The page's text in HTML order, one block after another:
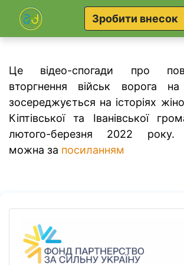
Зробити внесок
Це відео-спогади про
вторгнення військ ворога на
зосереджується на історіях
Кіптівської та Іванівської
лютого-березня 2022 року.
можна за посиланням